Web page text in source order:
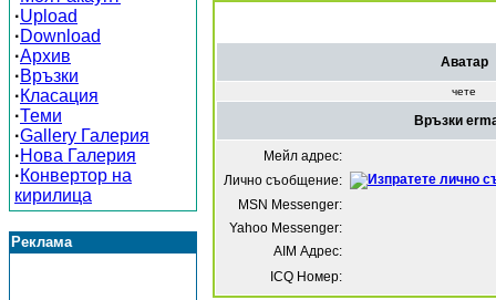
·Upload
·Download
·Архив
·Връзки
·Класация
·Теми
·Gallery Галерия
·Нова Галерия
·Конвертор на
кирилица
Реклама
Аватар
чете
Връзки
Мейл адрес:
Лично съобщение:
MSN Messenger:
Yahoo Messenger:
AIM Адрес:
ICQ Номер: